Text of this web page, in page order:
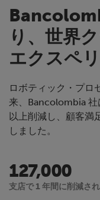
り、世界
エクスペ
ロボティック・プロ
来、Bancolombia 社
以上削減し、顧客満
しました。
127,000
支店で 1 年間に削減さ